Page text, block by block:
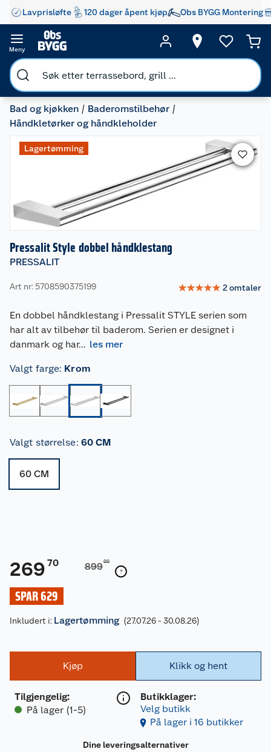
Lavprisløfte 120 dager åpent kjøp Obs BYGG Montering
Meny
Bad og kjøkken
Baderomstilbehør
Håndkletørker og håndkleholder
Lagertømming
Pressalit Style dobbel håndklestang
PRESSALIT
Art nr: 5708590375199 ☆☆☆☆☆ 2omtaler
En dobbel håndklestang i Pressalit STYLE serien som
har alt av tilbehør til baderom. Serien er designet i
danmark og har... les mer
Valgt farge: Krom
Valgt størrelse: 60 CM
60 CM
269 70 89900
SPAR 629
Inkludert i: Lagertømming (27.07.26 - 30.08.26)
Kjøp
Tilgjengelig:
På lager (1-5)
Klikk og hent
Butikklager:
Velg butikk
På lager i 16 butikker
Dine leveringsalternativer